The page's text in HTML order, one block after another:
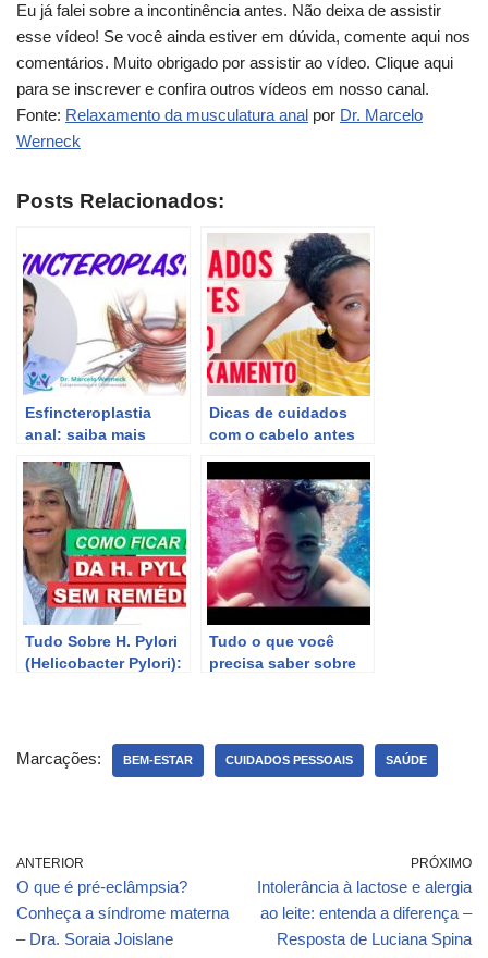
Eu já falei sobre a incontinência antes. Não deixa de assistir
esse vídeo! Se você ainda estiver em dúvida, comente aqui nos
comentários. Muito obrigado por assistir ao vídeo. Clique aqui
para se inscrever e confira outros vídeos em nosso canal.
Fonte: Relaxamento da musculatura anal por Dr. Marcelo
Werneck
Posts Relacionados:
Esfincteroplastia
anal: saiba mais
reconstrução do
esfíncter anal.
Dicas de cuidados
com o cabelo antes
Gessica Alvim
Tudo Sobre H. Pylori
(Helicobacter Pylori):
Tudo o que você
precisa saber sobre
Marcações: BEM-ESTAR CUIDADOS PESSOAIS SAÚDE
ANTERIOR
O que é pré-eclâmpsia?
Conheça a síndrome materna
– Dra. Soraia Joislane
PRÓXIMO
Intolerância à lactose e alergia
ao leite: entenda a diferença –
Resposta de Luciana Spina